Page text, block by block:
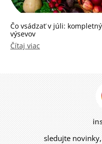
Čo vsádzať v júli:
výsevov
Čítaj viac
sledujte